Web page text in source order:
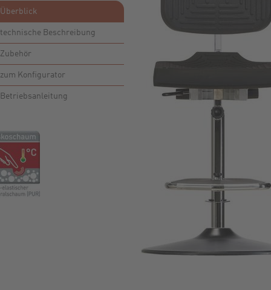
Überblick
technische Beschreibung
Zubehör
zum Konfigurator
Betriebsanleitung